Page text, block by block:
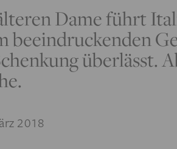
Dame führt
beeindruckenden
überlässt.
2018